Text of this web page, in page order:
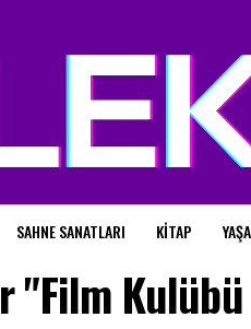
SAHNE SANATLARI KITAP
"Film